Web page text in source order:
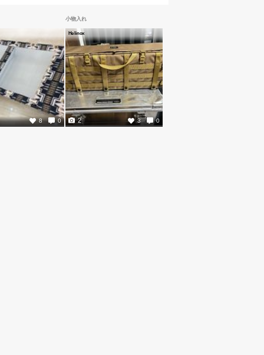
8 0
小物入れ
Helinox
3 0
2